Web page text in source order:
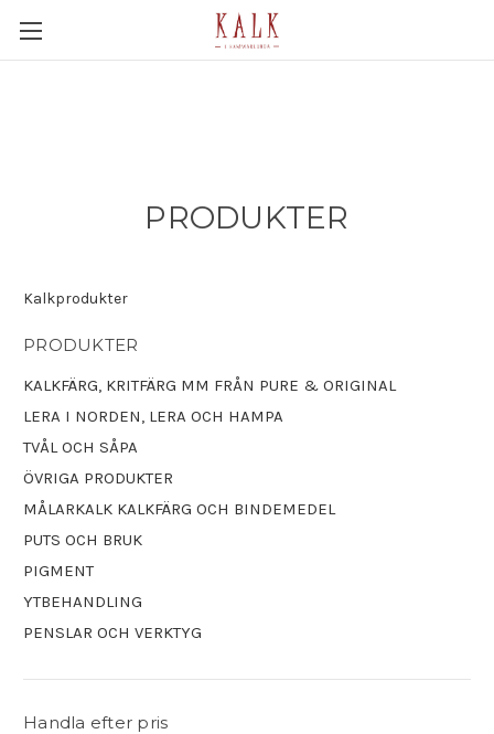
PRODUKTER
Kalkprodukter
PRODUKTER
KALKFÄRG, KRITFÄRG MM FRÅN PURE & ORIGINAL
LERA I NORDEN, LERA OCH HAMPA
TVÅL OCH SÅPA
ÖVRIGA PRODUKTER
MÅLARKALK KALKFÄRG OCH BINDEMEDEL
PUTS OCH BRUK
PIGMENT
YTBEHANDLING
PENSLAR OCH VERKTYG
Handla efter pris